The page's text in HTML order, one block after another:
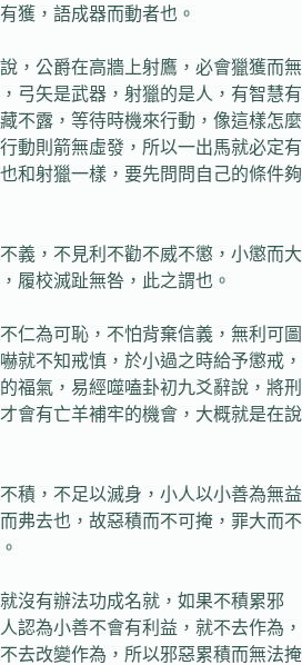
獲，語成器而動者也。
，公爵在高牆上射鷹，必會獵獲而無
弓矢是武器，射獵的是人，有智慧有
不露，等待時機來行動，像這樣怎麼
動則箭無虛發，所以一出馬就必定有
和射獵一樣，要先問問自己的條件夠
義，不見利不勸不威不懲，小懲而大
履校滅趾無咎，此之謂也。
仁為可恥，不怕背棄信義，無利可圖
就不知戒慎，於小過之時給予懲戒，
福氣，易經噬嗑卦初九爻辭說，將刑
會有亡羊補牢的機會，大概就是在說
積，不足以滅身，小人以小善為無益
弗去也，故惡積而不可掩，罪大而不
沒有辦法功成名就，如果不積累邪
認為小善不會有利益，就不去作為，
去改變作為，所以邪惡累積而無法掩